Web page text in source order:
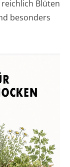
Blüten
besonders